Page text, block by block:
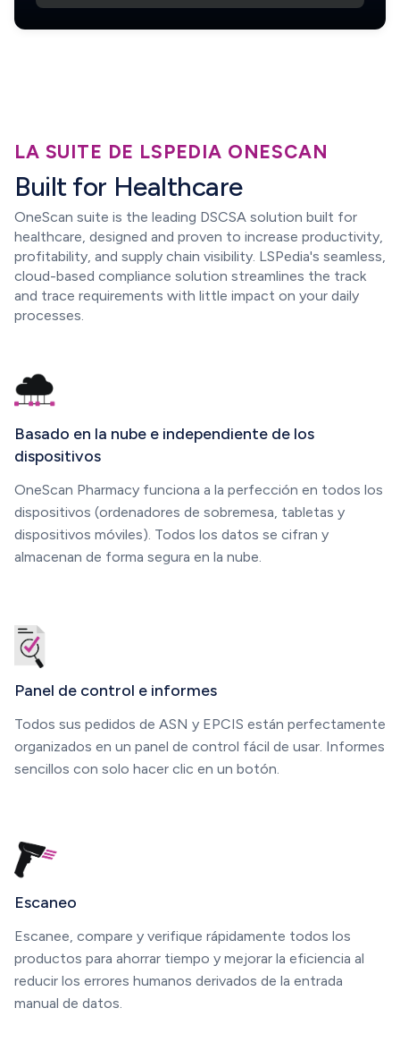
LA SUITE DE LSPEDIA ONESCAN
Built for Healthcare
OneScan suite is the leading DSCSA solution built for
healthcare, designed and proven to increase productivity,
profitability, and supply chain visibility. LSPedia's seamless,
cloud-based compliance solution streamlines the track
and trace requirements with little impact on your daily
processes.
Basado en la nube e independiente de los
dispositivos
OneScan Pharmacy funciona a la perfección en todos los
dispositivos (ordenadores de sobremesa, tabletas y
dispositivos móviles). Todos los datos se cifran y
almacenan de forma segura en la nube.
Panel de control e informes
Todos sus pedidos de ASN y EPCIS están perfectamente
organizados en un panel de control fácil de usar. Informes
sencillos con solo hacer clic en un botón.
Escaneo
Escanee, compare y verifique rápidamente todos los
productos para ahorrar tiempo y mejorar la eficiencia al
reducir los errores humanos derivados de la entrada
manual de datos.